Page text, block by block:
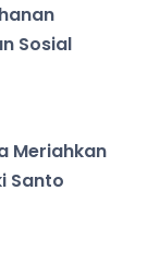
Sosial
Meriahkan
Santo